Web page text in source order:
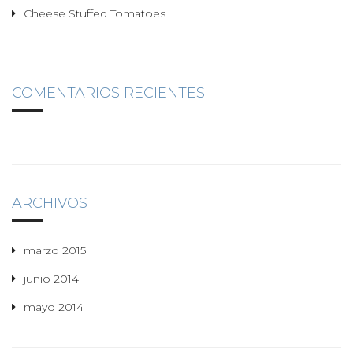
Cheese Stuffed Tomatoes
COMENTARIOS RECIENTES
ARCHIVOS
marzo 2015
junio 2014
mayo 2014